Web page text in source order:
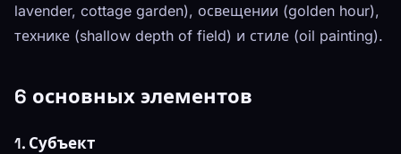
lavender, cottage garden), освещении (golden hour),
технике (shallow depth of field) и стиле (oil painting).
6 основных элементов
1. Субъект